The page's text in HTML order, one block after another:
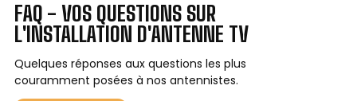
FAQ - VOS QUESTIONS SUR
L'INSTALLATION D'ANTENNE TV
Quelques réponses aux questions les plus
couramment posées à nos antennistes.